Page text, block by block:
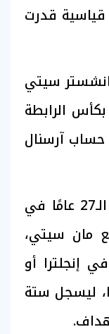
قدرت
سيتي
الرابطة
حساب آرسنال
وشارك الدولي المصري صاحب الـ27 عامًا في
مع مان سيتي،
إنجلترا أو
ليسجل ستة